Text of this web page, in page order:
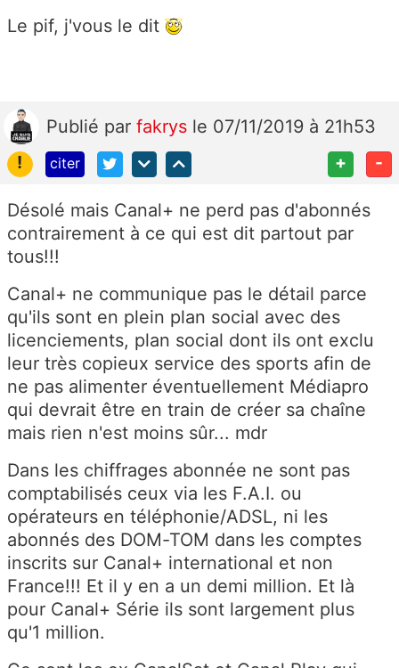
Le pif, j'vous le dit
Publié par fakrys le 07/11/2019 à 21h53
!
citer + -
Désolé mais Canal+ ne perd pas d'abonnés
contrairement à ce qui est dit partout par
tous!!!
Canal+ ne communique pas le détail parce
qu'ils sont en plein plan social avec des
licenciements, plan social dont ils ont exclu
leur très copieux service des sports afin de
ne pas alimenter éventuellement Médiapro
qui devrait être en train de créer sa chaîne
mais rien n'est moins sûr... mdr
Dans les chiffrages abonnée ne sont pas
comptabilisés ceux via les F.A.I. ou
opérateurs en téléphonie/ADSL, ni les
abonnés des DOM-TOM dans les comptes
inscrits sur Canal+ international et non
France!!! Et il y en a un demi million. Et là
pour Canal+ Série ils sont largement plus
qu'1 million.